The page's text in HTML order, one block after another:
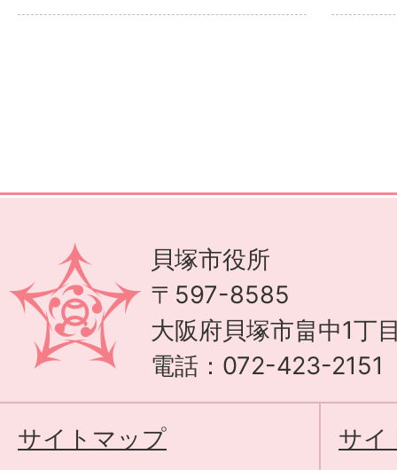
貝塚市役所
〒597-8585
大阪府貝塚市畠中1丁
電話：072-423-2151
サイトマップ サイ